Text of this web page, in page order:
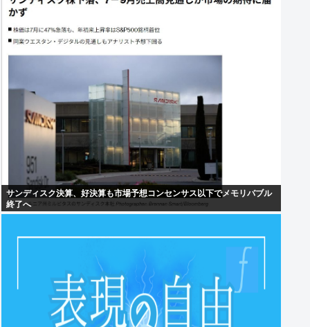
サンディスク決算、好決算も市場予想コンセンサス以下でメモリバブル
終了へ